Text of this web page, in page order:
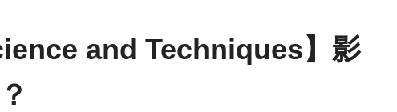
and Techniques】影